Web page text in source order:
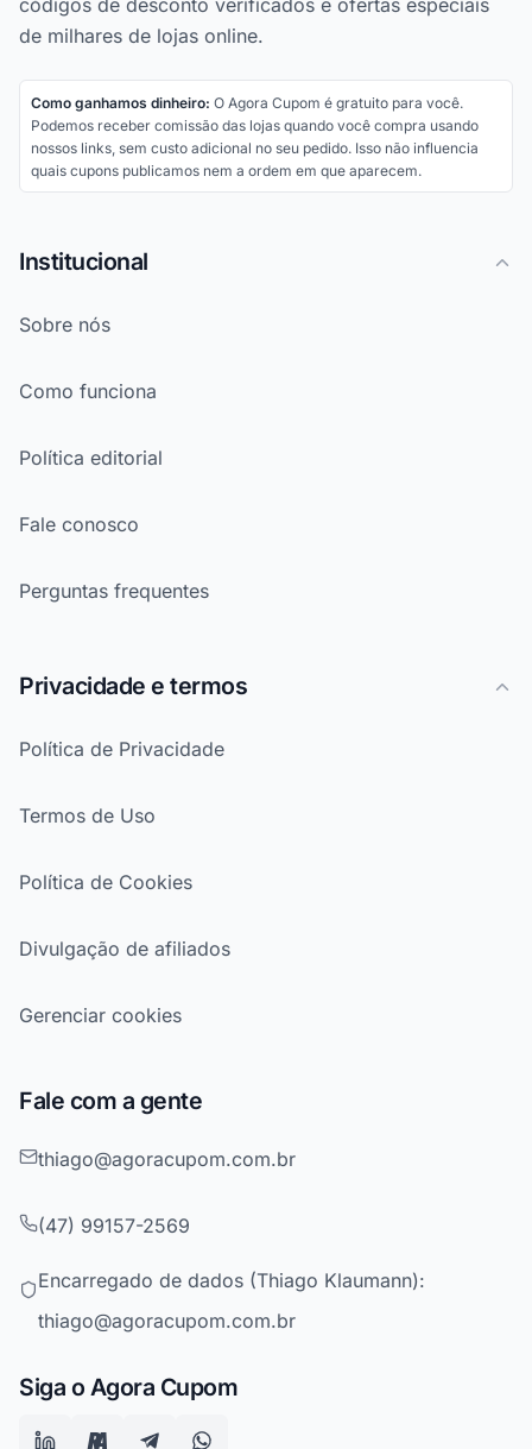
de milhares de lojas online.
Como ganhamos dinheiro: O Agora Cupom é gratuito para você.
Podemos receber comissão das lojas quando você compra usando
nossos links, sem custo adicional no seu pedido. Isso não influencia
quais cupons publicamos nem a ordem em que aparecem.
Institucional
Sobre nós
Como funciona
Política editorial
Fale conosco
Perguntas frequentes
Privacidade e termos
Política de Privacidade
Termos de Uso
Política de Cookies
Divulgação de afiliados
Gerenciar cookies
Fale com a gente
thiago@agoracupom.com.br
(47) 99157-2569
Encarregado de dados (Thiago Klaumann):
thiago@agoracupom.com.br
Siga o Agora Cupom